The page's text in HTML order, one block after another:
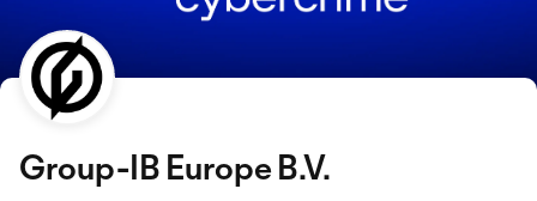
Group-IB Europe B.V.